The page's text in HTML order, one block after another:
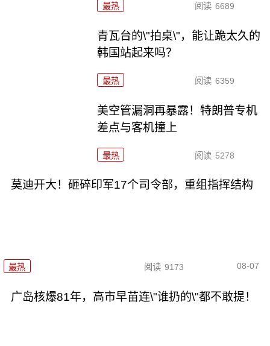
最热 阅读 6689
青瓦台的\"拍桌\"，能让跪太久的
韩国站起来吗？
最热 阅读 6359
美空管漏洞再暴露！特朗普专机
差点与客机撞上
最热 阅读 5278
莫迪开大！砸碎印军17个司令部，重组指挥结构
最热 阅读 9173 08-07
广岛核爆81年，高市早苗连\"谁扔的\"都不敢提！